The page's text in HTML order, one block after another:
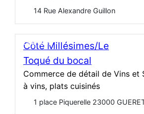
14 Rue Alexandre Guillon
Côté Millésimes/Le
Toqué du bocal
Commerce de détail de Vins et
à vins, plats cuisinés
1 place Piquerelle 23000
Open Now